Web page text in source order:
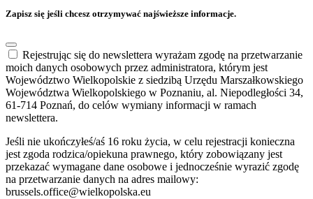
Zapisz się jeśli chcesz otrzymywać najświeższe informacje.
Rejestrując się do newslettera wyrażam zgodę na przetwarzanie
moich danych osobowych przez administratora, którym jest
Województwo Wielkopolskie z siedzibą Urzędu Marszałkowskiego
Województwa Wielkopolskiego w Poznaniu, al. Niepodległości 34,
61-714 Poznań, do celów wymiany informacji w ramach
newslettera.
Jeśli nie ukończyłeś/aś 16 roku życia, w celu rejestracji konieczna
jest zgoda rodzica/opiekuna prawnego, który zobowiązany jest
przekazać wymagane dane osobowe i jednocześnie wyrazić zgodę
na przetwarzanie danych na adres mailowy:
brussels.office@wielkopolska.eu